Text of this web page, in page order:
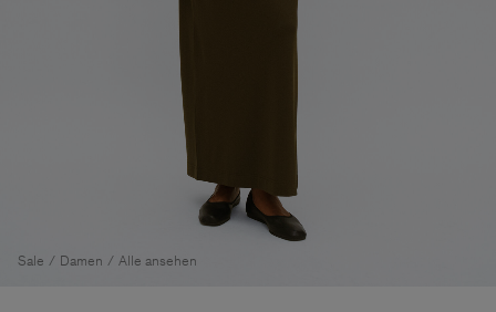
Sale Damen Alle ansehen